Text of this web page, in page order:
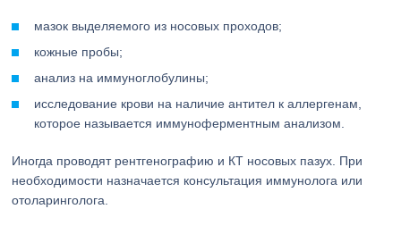
мазок выделяемого из носовых проходов;
кожные пробы;
анализ на иммуноглобулины;
исследование крови на наличие антител к аллергенам,
которое называется иммуноферментным анализом.
Иногда проводят рентгенографию и КТ носовых пазух. При
необходимости назначается консультация иммунолога или
отоларинголога.